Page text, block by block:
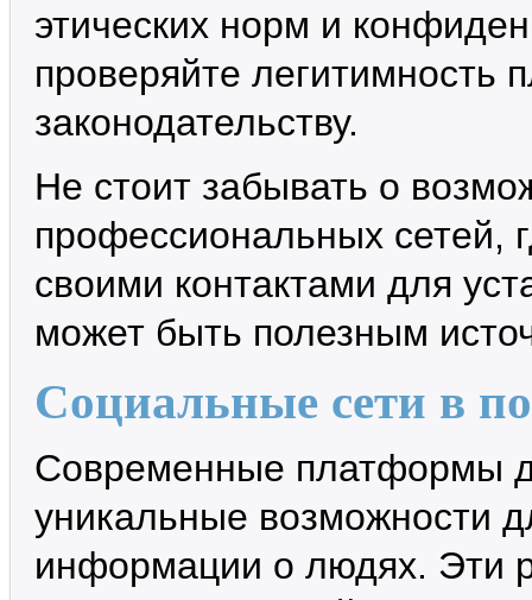
этических норм и
проверяйте легитимность
законодательству.
Не стоит забывать о
профессиональных сетей,
своими контактами для
может быть полезным
Социальные сети в
Современные платформы
уникальные возможности
информации о людях. Эти